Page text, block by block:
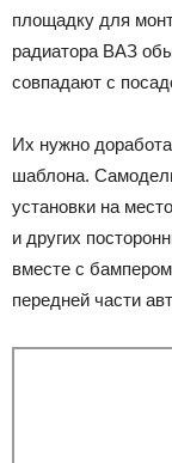
площадку для
радиатора ВАЗ
совпадают с
Их нужно
шаблона.
установки на
и других
вместе с
передней части